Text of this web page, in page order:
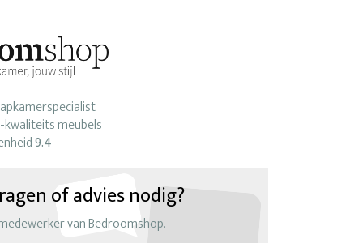
meubels
9.4
of advies nodig?
van Bedroomshop.